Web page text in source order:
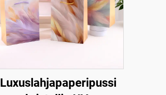
Luxuslahjapaperipussi